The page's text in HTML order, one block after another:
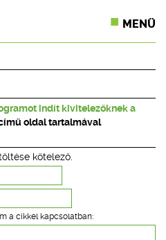
MENÜ
SEGÉDLETEK
indít kivitelezőknek a
oldal tartalmával
kötelező.
a cikkel kapcsolatban: